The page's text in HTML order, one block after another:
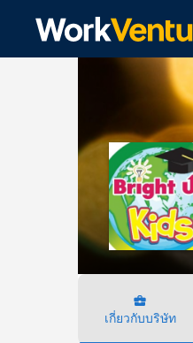
business_center
เกี่ยวกับบริษัท